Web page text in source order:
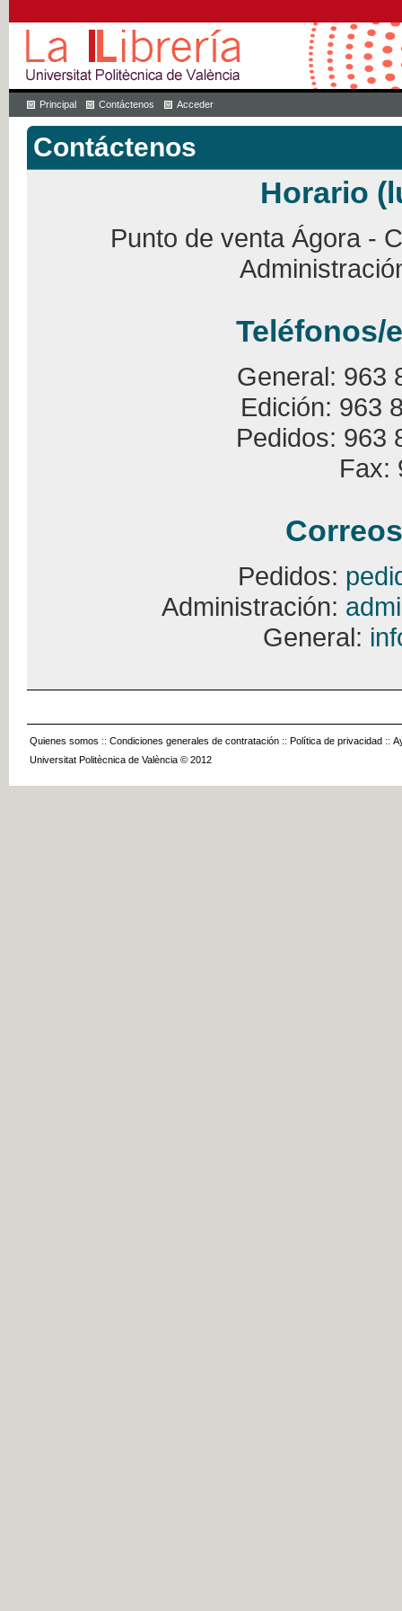
Principal Contáctenos Acceder
Contáctenos
Horario
Punto de venta Ágora -
Teléfonos/
General: 963
Edición: 963
Pedidos: 963
Fax:
Pedidos:
Administración:
General:
Quienes somos :: Condiciones generales de contratación :: Política de privacidad ::
Universitat Politècnica de València © 2012